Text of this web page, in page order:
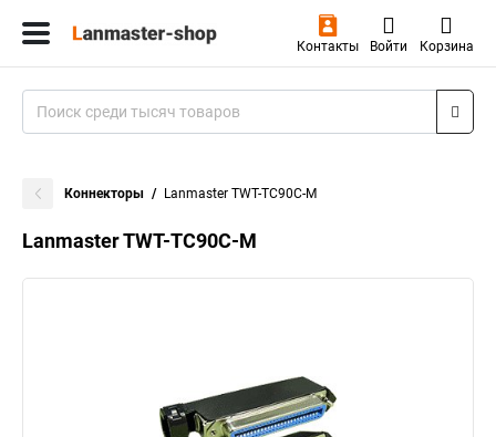
Контакты Войти Корзина
Коннекторы Lanmaster TWT-TC90C-M
Lanmaster TWT-TC90C-M